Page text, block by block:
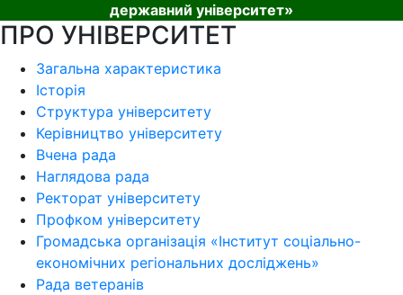
державний університет»
ПРО УНІВЕРСИТЕТ
Загальна характеристика
Історія
Структура університету
Керівництво університету
Вчена рада
Наглядова рада
Ректорат університету
Профком університету
Громадська організація «Інститут соціально-
економічних регіональних досліджень»
Рада ветеранів